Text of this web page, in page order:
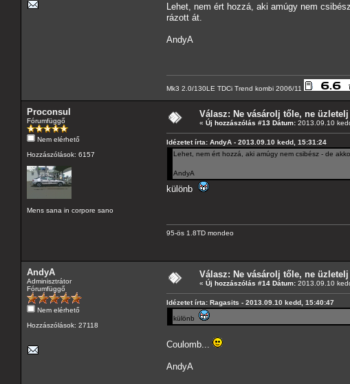
Lehet, nem ért hozzá, aki amúgy nem
rázott át.
AndyA
Mk3 2.0/130LE TDCi Trend kombi 2006/11
Proconsul
Fórumfüggő
Nem elérhető
Hozzászólások: 6157
Mens sana in corpore sano
Válasz: Ne vásárolj tőle, ne
« Új hozzászólás #13 Dátum: 2013.09.10
Idézetet írta: AndyA - 2013.09.10 kedd, 15:31:24
Lehet, nem ért hozzá, aki amúgy nem csibész - de
AndyA
különb
95-ös 1.8TD mondeo
AndyA
Adminisztrátor
Fórumfüggő
Nem elérhető
Hozzászólások: 27118
Válasz: Ne vásárolj tőle, ne
« Új hozzászólás #14 Dátum: 2013.09.10
Idézetet írta: Ragasits - 2013.09.10 kedd, 15:40:47
különb
Coulomb...
AndyA